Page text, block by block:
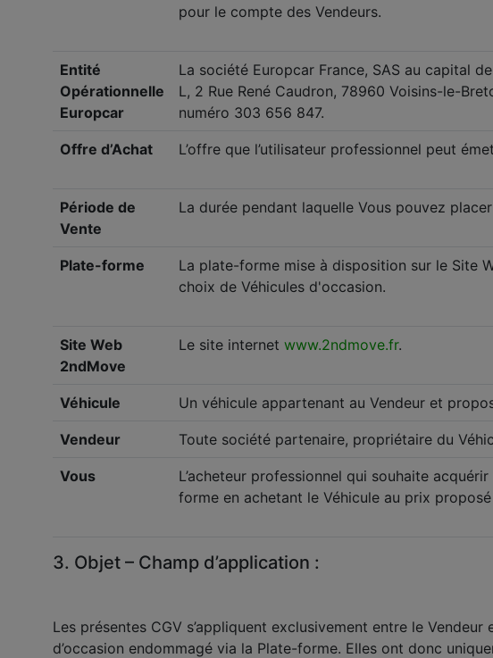
pour le compte des Vendeurs.
Entité
Opérationnelle
Europcar
La société Europcar France, SAS au capital
L, 2 Rue René Caudron, 78960 Voisins-le-
numéro 303 656 847.
Offre d’Achat L’offre que l’utilisateur professionnel peut
Période de
Vente
La durée pendant laquelle Vous pouvez
Plate-forme
La plate-forme mise à disposition sur le Site
choix de Véhicules d'occasion.
Site Web
2ndMove
Le site internet www.2ndmove.fr.
Véhicule Un véhicule appartenant au Vendeur et
Vendeur Toute société partenaire, propriétaire du
Vous
L’acheteur professionnel qui souhaite
forme en achetant le Véhicule au prix
3. Objet – Champ d’application :
Les présentes CGV s’appliquent exclusivement entre le
d’occasion endommagé via la Plate-forme. Elles ont donc